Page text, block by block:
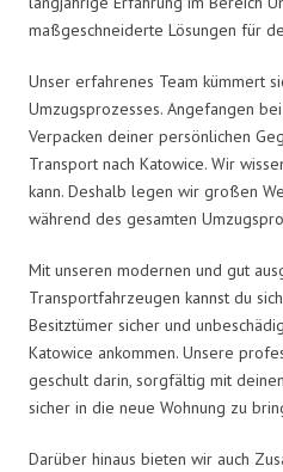
maßgeschneiderte Lösungen für
Unser erfahrenes Team kümmert
Umzugsprozesses. Angefangen
Verpacken deiner persönlichen
Transport nach Katowice. Wir
kann. Deshalb legen wir großen
während des gesamten
Mit unseren modernen und gut
Transportfahrzeugen kannst du
Besitztümer sicher und
Katowice ankommen. Unsere
geschult darin, sorgfältig mit
sicher in die neue Wohnung zu
Darüber hinaus bieten wir auch